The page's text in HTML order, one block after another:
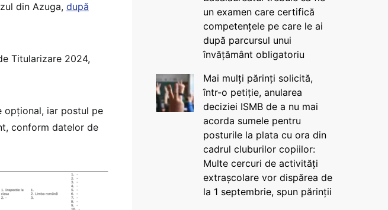
din Azuga, după
Titularizare 2024,
opțional, iar postul pe
conform datelor de
un examen care certifică
competențele pe care le ai
după parcursul unui
învățământ obligatoriu
Mai mulți părinți solicită,
într-o petiție, anularea
deciziei ISMB de a nu mai
acorda sumele pentru
posturile la plata cu ora din
cadrul cluburilor copiilor:
Multe cercuri de activități
extrașcolare vor dispărea de
la 1 septembrie, spun părinții